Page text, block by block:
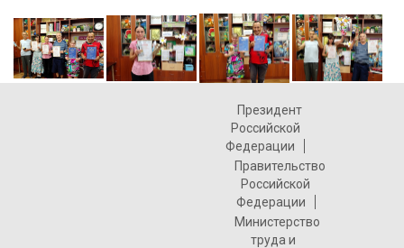
Президент
Российской
Федерации
Правительство
Российской
Федерации
Министерство
труда и